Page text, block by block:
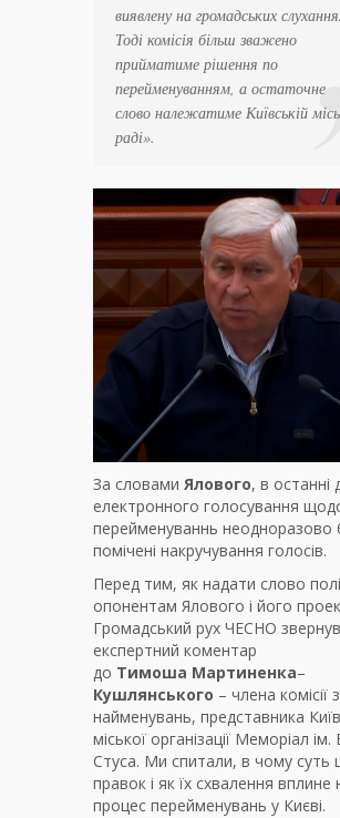
виявлену на громадських
Тоді комісія більш зважено
прийматиме рішення по
перейменуванням, а остаточне
слово належатиме Київській
раді».
За словами Ялового, в останні
електронного голосування
перейменуваннь неодноразово
помічені накручування голосів.
Перед тим, як надати слово
опонентам Ялового і його
Громадський рух ЧЕСНО
експертний коментар
до Тимоша Мартиненка–
Кушлянського – члена комісії з
найменувань, представника
міської організації Меморіал
Стуса. Ми спитали, в чому суть
правок і як їх схвалення вплине
процес перейменувань у Києві.